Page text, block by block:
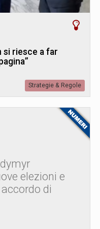
si riesce a far
Strategie & Regole
elezioni e
di